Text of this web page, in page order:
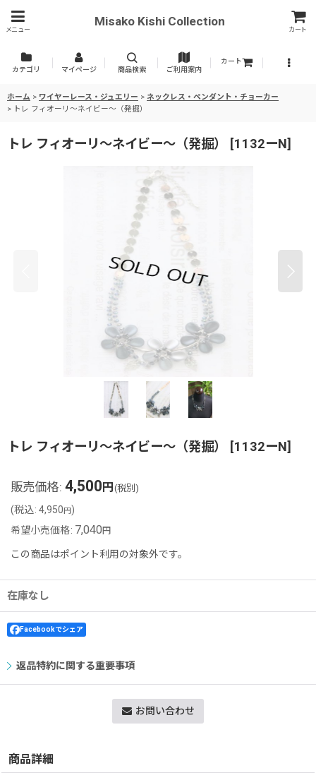
メニュー
Misako Kishi Collection
カート
カテゴリ マイページ 商品検索 ご利用案内
カート
ホーム > ワイヤーレース・ジュエリー > ネックレス・ペンダント・チョーカー
> トレ フィオーリ〜ネイビー〜（発掘）
トレ フィオーリ〜ネイビー〜（発掘） [1132ーN]
トレ フィオーリ〜ネイビー〜（発掘） [1132ーN]
販売価格: 4,500 円 (税別)
(税込: 4,950円)
希望小売価格: 7,040 円
この商品はポイント利用の対象外です。
在庫なし
Facebookでシェア
返品特約に関する重要事項
お問い合わせ
商品詳細